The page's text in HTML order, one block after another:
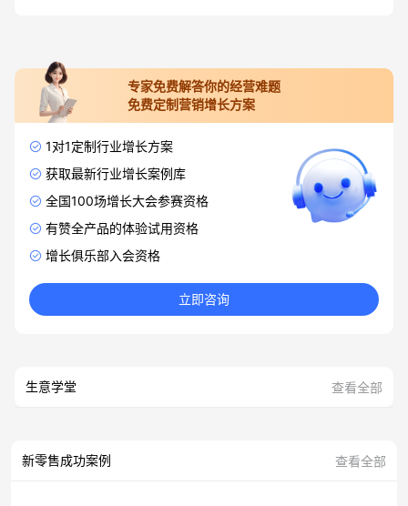
专家免费解答你的经营难题
免费定制营销增长方案
1对1定制行业增长方案
获取最新行业增长案例库
全国100场增长大会参赛资格
有赞全产品的体验试用资格
增长俱乐部入会资格
立即咨询
生意学堂 查看全部
新零售成功案例 查看全部